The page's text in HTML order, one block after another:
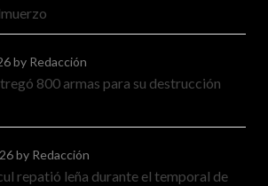
by Redacción
800 armas para su destrucción
by Redacción
repatió leña durante el temporal de